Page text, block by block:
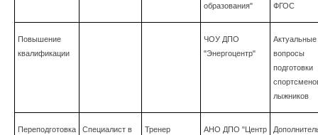
образования"
ФГОС
Повышение
квалификации
ЧОУ ДПО
"Энергоцентр"
Актуальные
вопросы
подготовки
лыжников
Переподготовка
Специалист в
Тренер
АНО ДПО "Центр